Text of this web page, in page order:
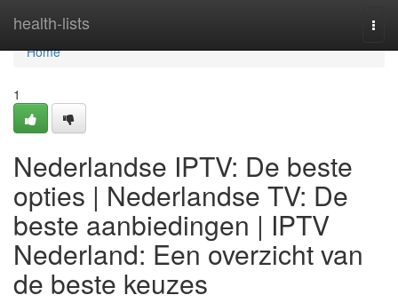
health-lists
Home
Home
1
Nederlandse IPTV: De beste
opties | Nederlandse TV: De
beste aanbiedingen | IPTV
Nederland: Een overzicht van
de beste keuzes